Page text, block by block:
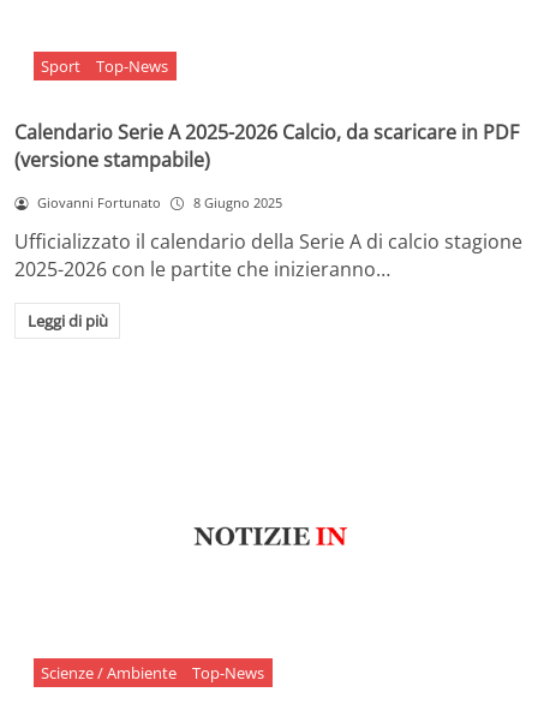
Sport Top-News
Calendario Serie A 2025-2026 Calcio, da scaricare in PDF
(versione stampabile)
Giovanni Fortunato 8 Giugno 2025
Ufficializzato il calendario della Serie A di calcio stagione
2025-2026 con le partite che inizieranno…
Leggi di più
Scienze / Ambiente Top-News